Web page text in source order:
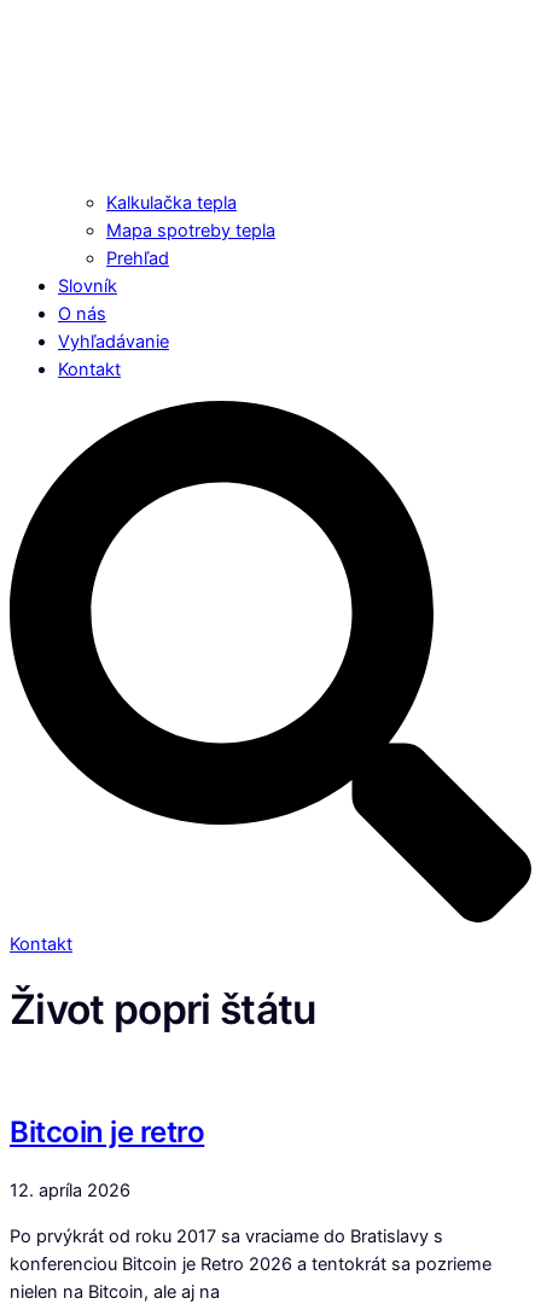
Kalkulačka tepla
Mapa spotreby tepla
Prehľad
Slovník
O nás
Vyhľadávanie
Kontakt
Kontakt
Život popri štátu
Bitcoin je retro
12. apríla 2026
Po prvýkrát od roku 2017 sa vraciame do Bratislavy s
konferenciou Bitcoin je Retro 2026 a tentokrát sa pozrieme
nielen na Bitcoin, ale aj na